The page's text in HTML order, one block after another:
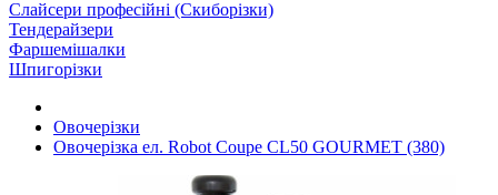
Слайсери професійні (Скиборізки)
Тендерайзери
Фаршемішалки
Шпигорізки
Овочерізки
Овочерізка ел. Robot Coupe CL50 GOURMET (380)